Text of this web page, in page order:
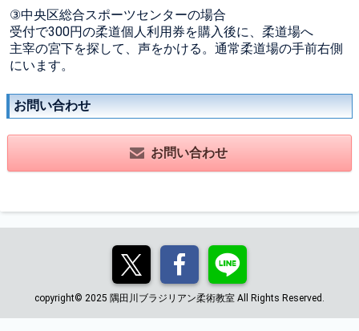
③中央区総合スポーツセンターの場合
受付で300円の柔道個人利用券を購入後に、柔道場へ
主宰の宮下を探して、声をかける。通常柔道場の手前右側
にいます。
お問い合わせ
お問い合わせ
copyright© 2025 隅田川ブラジリアン柔術教室 All Rights Reserved.